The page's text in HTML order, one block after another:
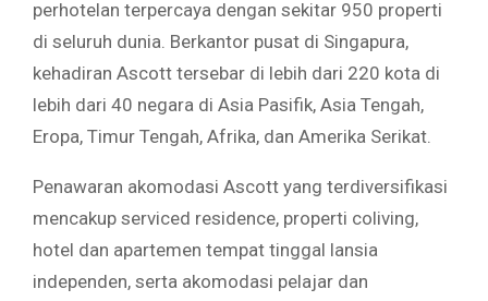
perhotelan terpercaya dengan sekitar 950 properti
di seluruh dunia. Berkantor pusat di Singapura,
kehadiran Ascott tersebar di lebih dari 220 kota di
lebih dari 40 negara di Asia Pasifik, Asia Tengah,
Eropa, Timur Tengah, Afrika, dan Amerika Serikat.
Penawaran akomodasi Ascott yang terdiversifikasi
mencakup serviced residence, properti coliving,
hotel dan apartemen tempat tinggal lansia
independen, serta akomodasi pelajar dan